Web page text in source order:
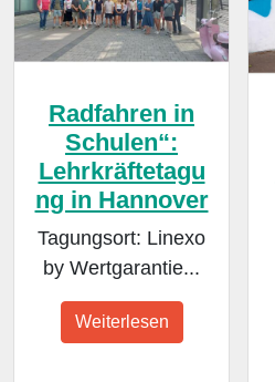
Radfahren in
Schulen“:
Lehrkräftetagu
ng in Hannover
Tagungsort: Linexo
by Wertgarantie...
Weiterlesen